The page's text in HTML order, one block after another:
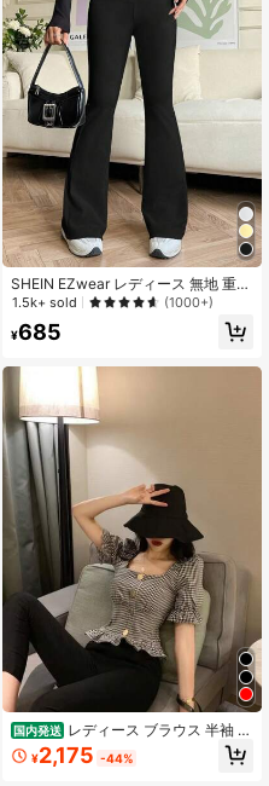
SHEIN EZwear レディース 無地 重ね
着デザイン Vネック ハイウエスト フ
1.5k+ sold (1000+)
¥685
国内発送 レディース ブラウス 半袖 ギ
ンガムチェック スクエアネック パフ
スリーブ フリル ペプラム ショート
¥2,175 -44%